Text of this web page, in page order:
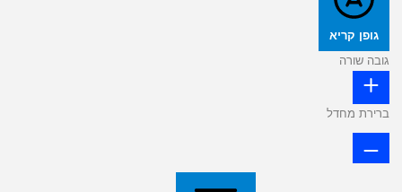
גופן קריא
גובה שורה
ברירת מחדל